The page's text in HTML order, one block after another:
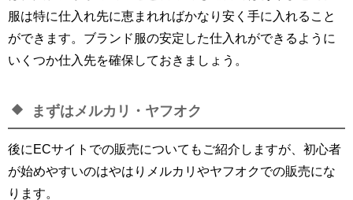
服は特に仕入れ先に恵まれればかなり安く手に入れること
ができます。ブランド服の安定した仕入れができるように
いくつか仕入先を確保しておきましょう。
まずはメルカリ・ヤフオク
後にECサイトでの販売についてもご紹介しますが、初心者
が始めやすいのはやはりメルカリやヤフオクでの販売にな
ります。